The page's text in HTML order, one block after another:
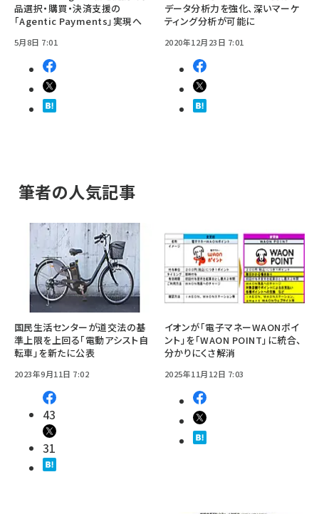
品選択・購買・決済支援の
「Agentic Payments」実現へ
5月8日 7:01
データ分析力を強化、深いマーケ
ティング分析が可能に
2020年12月23日 7:01
筆者の人気記事
国民生活センターが道交法の基
準上限を上回る「電動アシスト自
転車」を新たに公表
2023年9月11日 7:02
43
31
イオンが「電子マネーWAONポイ
ント」を「WAON POINT」に統合、
分かりにくさ解消
2025年11月12日 7:03